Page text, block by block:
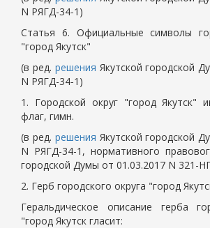
N РЯГД-34-1)
Статья 6. Официальные символы
"город Якутск"
(в ред. решения Якутской городской
N РЯГД-34-1)
1. Городской округ "город Якутск"
флаг, гимн.
(в ред. решения Якутской городской
N РЯГД-34-1, нормативного
городской Думы от 01.03.2017 N 321-
2. Герб городского округа "город
Геральдическое описание герба
"город Якутск гласит: